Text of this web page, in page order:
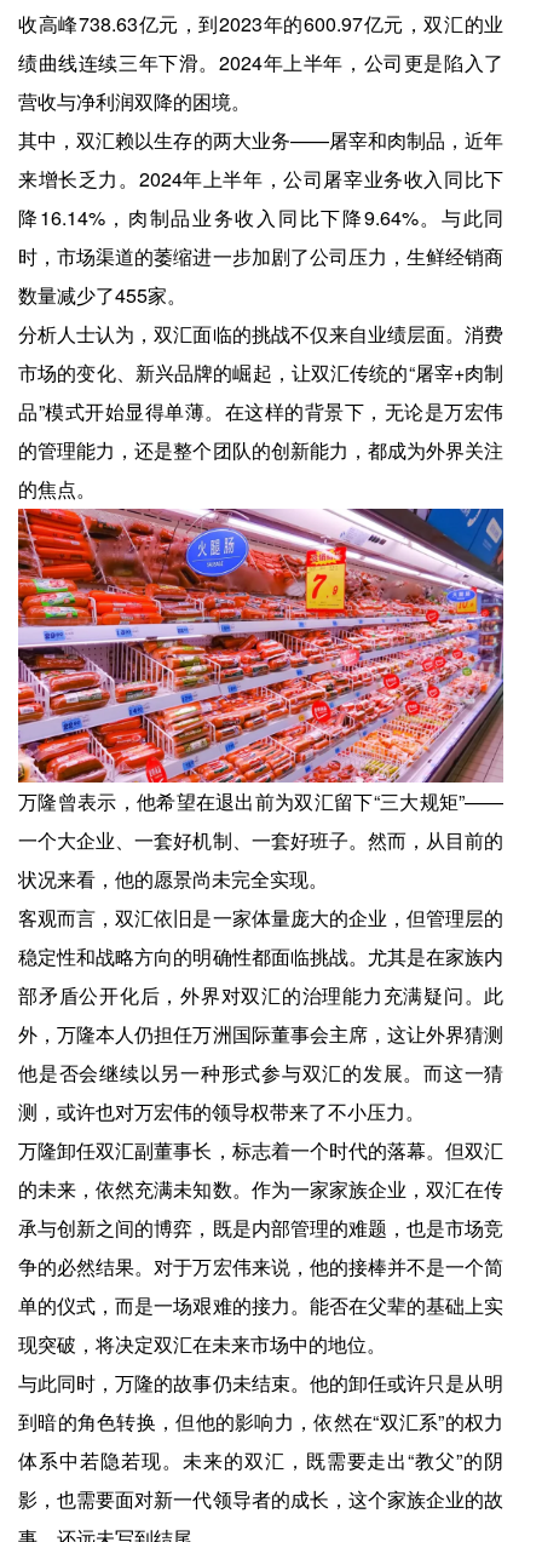
收高峰738.63亿元，到2023年的600.97亿元，双汇的业
绩曲线连续三年下滑。2024年上半年，公司更是陷入了
营收与净利润双降的困境。
其中，双汇赖以生存的两大业务——屠宰和肉制品，近年
来增长乏力。2024年上半年，公司屠宰业务收入同比下
降16.14%，肉制品业务收入同比下降9.64%。与此同
时，市场渠道的萎缩进一步加剧了公司压力，生鲜经销商
数量减少了455家。
分析人士认为，双汇面临的挑战不仅来自业绩层面。消费
市场的变化、新兴品牌的崛起，让双汇传统的“屠宰+肉制
品”模式开始显得单薄。在这样的背景下，无论是万宏伟
的管理能力，还是整个团队的创新能力，都成为外界关注
的焦点。
万隆曾表示，他希望在退出前为双汇留下“三大规矩”——
一个大企业、一套好机制、一套好班子。然而，从目前的
状况来看，他的愿景尚未完全实现。
客观而言，双汇依旧是一家体量庞大的企业，但管理层的
稳定性和战略方向的明确性都面临挑战。尤其是在家族内
部矛盾公开化后，外界对双汇的治理能力充满疑问。此
外，万隆本人仍担任万洲国际董事会主席，这让外界猜测
他是否会继续以另一种形式参与双汇的发展。而这一猜
测，或许也对万宏伟的领导权带来了不小压力。
万隆卸任双汇副董事长，标志着一个时代的落幕。但双汇
的未来，依然充满未知数。作为一家家族企业，双汇在传
承与创新之间的博弈，既是内部管理的难题，也是市场竞
争的必然结果。对于万宏伟来说，他的接棒并不是一个简
单的仪式，而是一场艰难的接力。能否在父辈的基础上实
现突破，将决定双汇在未来市场中的地位。
与此同时，万隆的故事仍未结束。他的卸任或许只是从明
到暗的角色转换，但他的影响力，依然在“双汇系”的权力
体系中若隐若现。未来的双汇，既需要走出“教父”的阴
影，也需要面对新一代领导者的成长，这个家族企业的故